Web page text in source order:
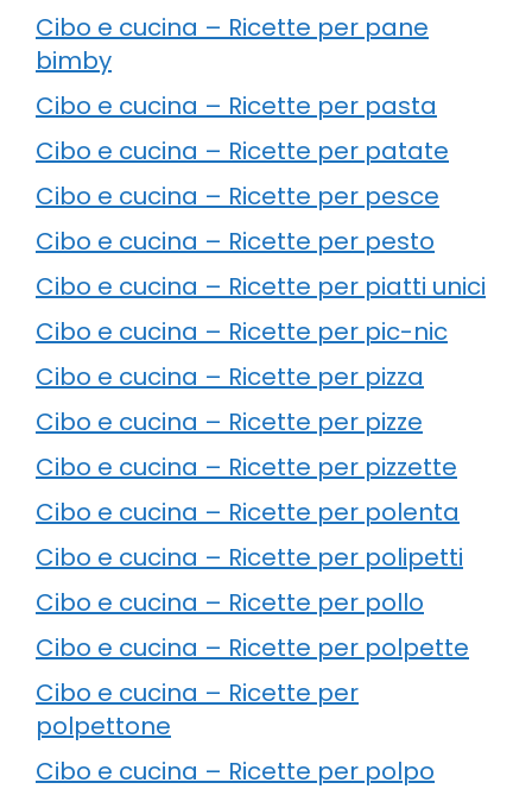
Cibo e cucina – Ricette per pane
bimby
Cibo e cucina – Ricette per pasta
Cibo e cucina – Ricette per patate
Cibo e cucina – Ricette per pesce
Cibo e cucina – Ricette per pesto
Cibo e cucina – Ricette per piatti unici
Cibo e cucina – Ricette per pic-nic
Cibo e cucina – Ricette per pizza
Cibo e cucina – Ricette per pizze
Cibo e cucina – Ricette per pizzette
Cibo e cucina – Ricette per polenta
Cibo e cucina – Ricette per polipetti
Cibo e cucina – Ricette per pollo
Cibo e cucina – Ricette per polpette
Cibo e cucina – Ricette per
polpettone
Cibo e cucina – Ricette per polpo